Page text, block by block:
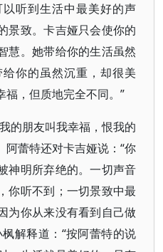
听到生活中最美好的声
景致。卡吉娅只会使你的
慧。她带给你的生活虽然
你的虽然沉重，却很美
，但质地完全不同。”
的朋友叫我幸福，恨我的
阿蕾特还对卡吉娅说：“你
神明所弃绝的。一切声音
你听不到；一切景致中最
为你从来没有看到自己做
解释道：“按阿蕾特的说